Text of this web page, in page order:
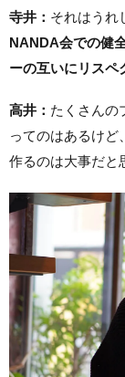
寺井： それはうれ
NANDA会での健
ーの互いにリスペ
高井： たくさんの
ってのはあるけど
作るのは大事だと